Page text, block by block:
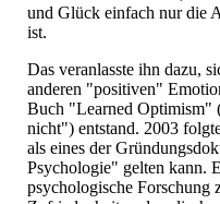
und Glück einfach nur die
ist.
Das veranlasste ihn dazu,
anderen "positiven"
Buch "Learned Optimism"
nicht") entstand. 2003
als eines der
Psychologie" gelten kann.
psychologische Forschung